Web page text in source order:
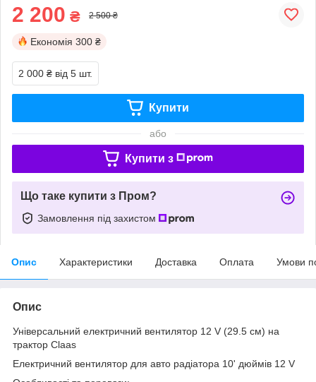
2 200 ₴ 2 500 ₴
Економія 300 ₴
2 000 ₴ від 5 шт.
Купити
або
Купити з
Що таке купити з Пром?
Замовлення під захистом
Опис Характеристики Доставка Оплата Умови
Опис
Універсальний електричний вентилятор 12 V (29.5 см) на
трактор Claas
Електричний вентилятор для авто радіатора 10' дюймів 12 V